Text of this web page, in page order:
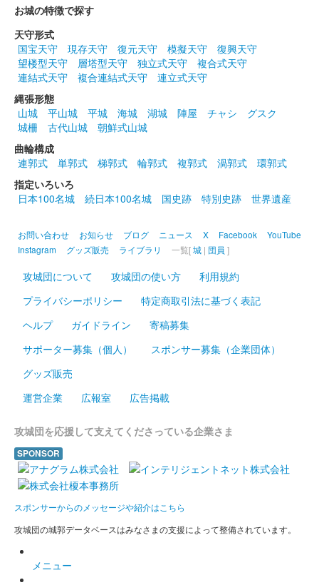
お城の特徴で探す
天守形式
国宝天守
現存天守 復元天守 模擬天守
復興天守
望楼型天守
層塔型天守 独立式天守
複合式天守
連結式天守
複合連結式天守
連立式天守
縄張形態
山城
平山城 平城 海城 湖城 陣屋 チャシ
グスク
城柵
古代山城
朝鮮式山城
曲輪構成
連郭式
単郭式 梯郭式 輪郭式 複郭式 渦郭式
環郭式
指定いろいろ
日本100名城
続日本100名城 国史跡 特別史跡 世界遺産
お問い合わせ お知らせ ブログ ニュース X Facebook
YouTube
Instagram
グッズ販売 ライブラリ 一覧[城 | 団員 ]
攻城団について 攻城団の使い方
利用規約
プライバシーポリシー
特定商取引法に基づく表記
ヘルプ
ガイドライン
寄稿募集
サポーター募集（個人）
スポンサー募集（企業団体）
グッズ販売
運営企業
広報室 広告掲載
攻城団を応援して支えてくださっている企業さま
SPONSOR
スポンサーからのメッセージや紹介はこちら
攻城団の城郭データベースはみなさまの支援によって整備されています。
メニュー